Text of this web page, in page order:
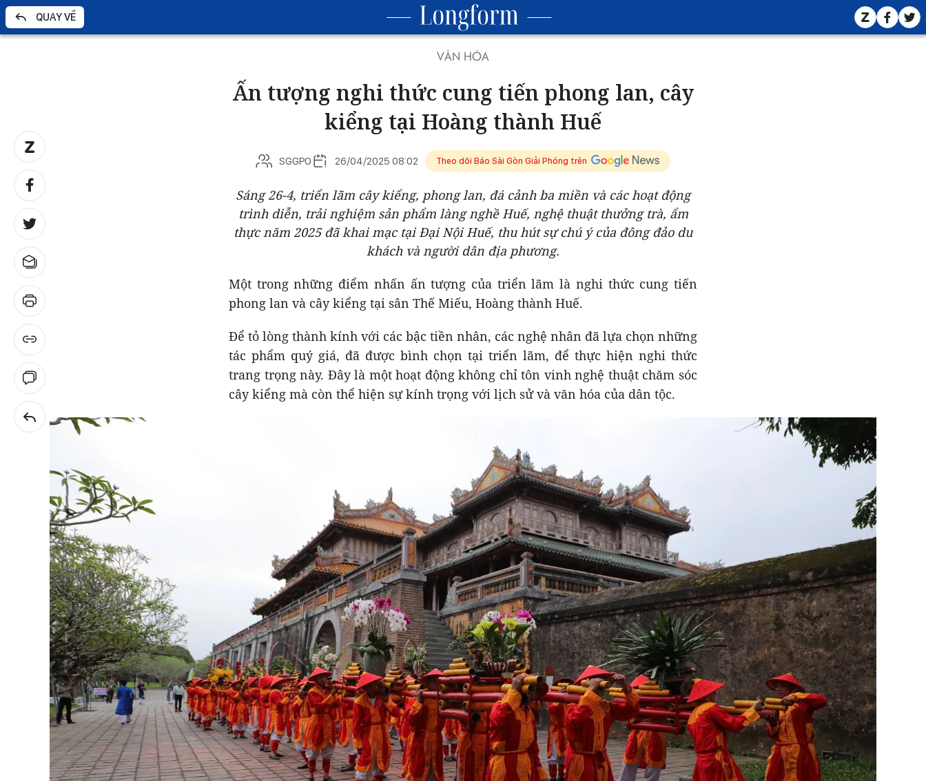
QUAY VỀ
VĂN HÓA
Ấn tượng nghi thức cung tiến phong lan, cây
kiểng tại Hoàng thành Huế
SGGPO 26/04/2025 08:02 Theo dõi Báo Sài Gòn Giải Phóng trên
Sáng 26-4, triển lãm cây kiểng, phong lan, đá cảnh ba miền và các hoạt động
trình diễn, trải nghiệm sản phẩm làng nghề Huế, nghệ thuật thưởng trà, ẩm
thực năm 2025 đã khai mạc tại Đại Nội Huế, thu hút sự chú ý của đông đảo du
khách và người dân địa phương.
Một trong những điểm nhấn ấn tượng của triển lãm là nghi thức cung tiến
phong lan và cây kiểng tại sân Thế Miếu, Hoàng thành Huế.
Để tỏ lòng thành kính với các bậc tiền nhân, các nghệ nhân đã lựa chọn những
tác phẩm quý giá, đã được bình chọn tại triển lãm, để thực hiện nghi thức
trang trọng này. Đây là một hoạt động không chỉ tôn vinh nghệ thuật chăm sóc
cây kiểng mà còn thể hiện sự kính trọng với lịch sử và văn hóa của dân tộc.